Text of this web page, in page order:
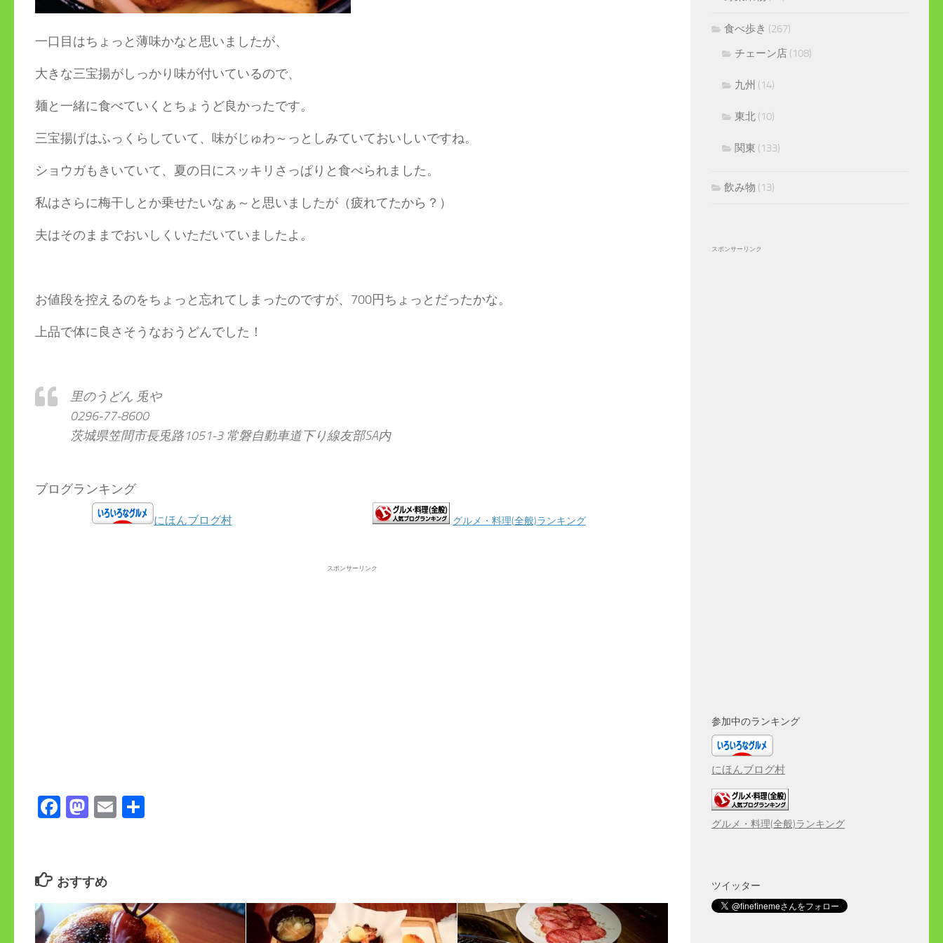
一口目はちょっと薄味かなと思いましたが、
大きな三宝揚がしっかり味が付いているので、
麺と一緒に食べていくとちょうど良かったです。
三宝揚げはふっくらしていて、味がじゅわ～っとしみていておいしいですね。
ショウガもきいていて、夏の日にスッキリさっぱりと食べられました。
私はさらに梅干しとか乗せたいなぁ～と思いましたが（疲れてたから？）
夫はそのままでおいしくいただいていましたよ。
お値段を控えるのをちょっと忘れてしまったのですが、700円ちょっとだったかな。
上品で体に良さそうなおうどんでした！
里のうどん 兎や
0296-77-8600
茨城県笠間市長兎路1051-3 常磐自動車道下り線友部SA内
ブログランキング
にほんブログ村 グルメ・料理(全般)ランキング
スポンサーリンク
Facebook
Mastodon
Email
おすすめ
食べ歩き (267)
チェーン店 (108)
九州 (14)
東北 (10)
関東 (133)
飲み物 (13)
スポンサーリンク
参加中のランキング
にほんブログ村
グルメ・料理(全般)ランキング
ツイッター